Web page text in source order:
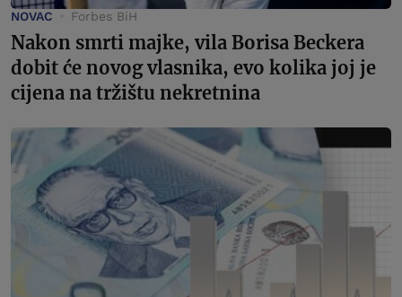
NOVAC Forbes BiH
Nakon smrti majke, vila Borisa Beckera
dobit će novog vlasnika, evo kolika joj je
cijena na tržištu nekretnina